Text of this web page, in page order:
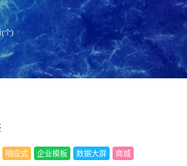
(个)
响应式 企业模板 数据大屏 商城